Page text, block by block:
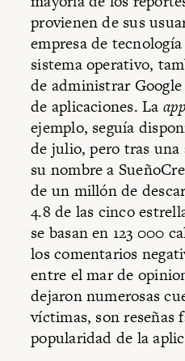
provienen de sus
empresa de
sistema operativo,
de administrar
de aplicaciones. La app
ejemplo, seguía
de julio, pero tras
su nombre a
de un millón de
4.8 de las cinco
se basan en 123 000
los comentarios
entre el mar de
dejaron numerosas
víctimas, son reseñas
popularidad de la